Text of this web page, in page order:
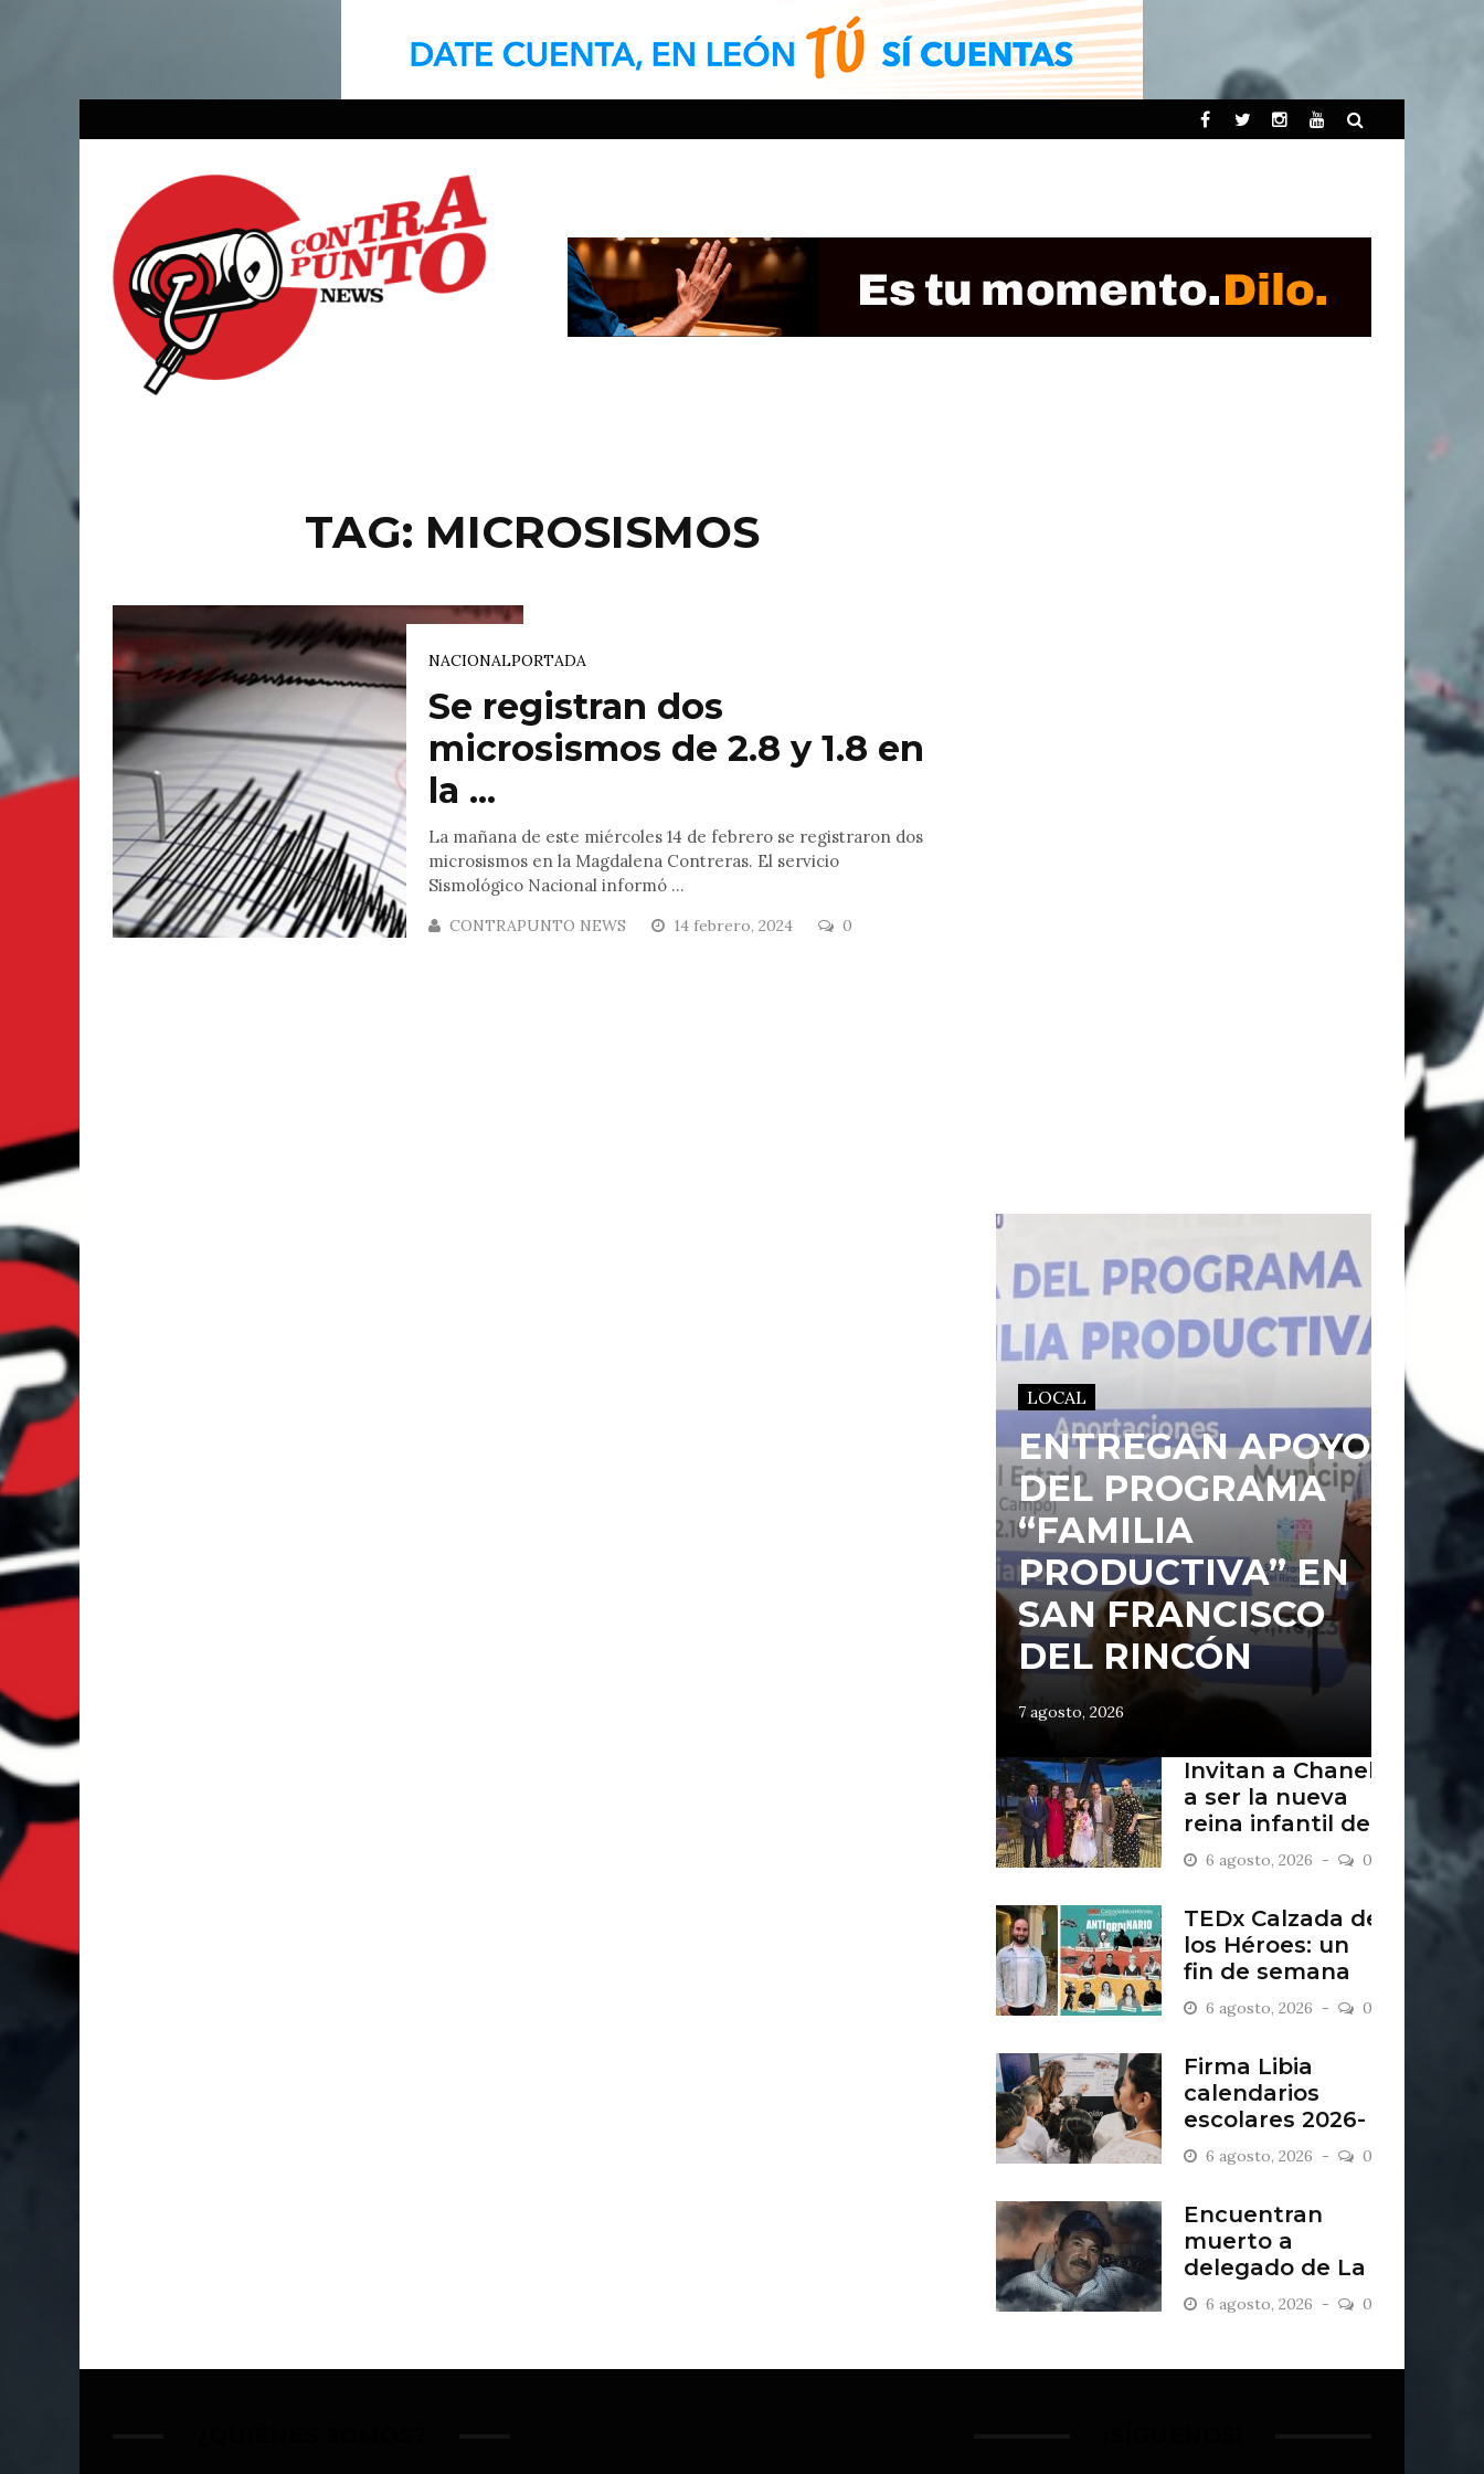
TAG: MICROSISMOS
NACIONALPORTADA
Se registran dos
microsismos de 2.8 y 1.8 en
la ...
La mañana de este miércoles 14 de febrero se registraron dos
microsismos en la Magdalena Contreras. El servicio
Sismológico Nacional informó ...
CONTRAPUNTO NEWS 14 febrero, 2024 0
LOCAL
ENTREGAN APOYOS
DEL PROGRAMA
“FAMILIA
PRODUCTIVA” EN
SAN FRANCISCO
DEL RINCÓN
7 agosto, 2026
Invitan a Chanel
a ser la nueva
reina infantil de
San Francisco
del Rincón
6 agosto, 2026 0
TEDx Calzada de
los Héroes: un
fin de semana
“Antiordinario”
en León
6 agosto, 2026 0
Firma Libia
calendarios
escolares 2026-
2027
6 agosto, 2026 0
Encuentran
muerto a
delegado de La
Sandía
6 agosto, 2026 0